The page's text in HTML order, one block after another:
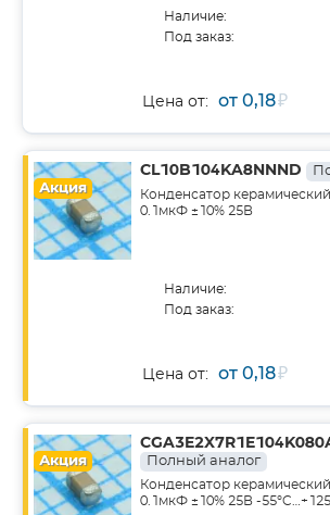
Наличие:
Под заказ:
Цена от: от 0,18₽
Акция
CL10B104KA8NNND
Конденсатор керамический
0.1мкФ ±10% 25В
Наличие:
Под заказ:
Цена от: от 0,18₽
Акция Полный аналог
Конденсатор керамический
0.1мкФ ±10% 25В -